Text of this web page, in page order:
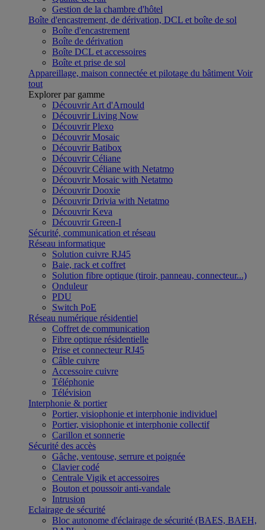
Gestion de la chambre d'hôtel
Boîte d'encastrement, de dérivation, DCL et boîte de sol
Boîte d'encastrement
Boîte de dérivation
Boîte DCL et accessoires
Boîte et prise de sol
Appareillage, maison connectée et pilotage du bâtiment Voir
tout
Explorer par gamme
Découvrir Art d'Arnould
Découvrir Living Now
Découvrir Plexo
Découvrir Mosaic
Découvrir Batibox
Découvrir Céliane
Découvrir Céliane with Netatmo
Découvrir Mosaic with Netatmo
Découvrir Dooxie
Découvrir Drivia with Netatmo
Découvrir Keva
Découvrir Green-I
Sécurité, communication et réseau
Réseau informatique
Solution cuivre RJ45
Baie, rack et coffret
Solution fibre optique (tiroir, panneau, connecteur...)
Onduleur
PDU
Switch PoE
Réseau numérique résidentiel
Coffret de communication
Fibre optique résidentielle
Prise et connecteur RJ45
Câble cuivre
Accessoire cuivre
Téléphonie
Télévision
Interphonie & portier
Portier, visiophonie et interphonie individuel
Portier, visiophonie et interphonie collectif
Carillon et sonnerie
Sécurité des accès
Gâche, ventouse, serrure et poignée
Clavier codé
Centrale Vigik et accessoires
Bouton et poussoir anti-vandale
Intrusion
Eclairage de sécurité
Bloc autonome d'éclairage de sécurité (BAES, BAEH,